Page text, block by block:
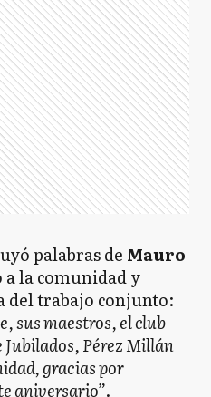
palabras de Mauro
la comunidad y
del trabajo conjunto:
sus maestros, el club
Pérez Millán
gracias por
aniversario”.